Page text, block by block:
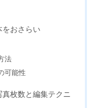
をおさらい
法
可能性
枚数と編集テクニ